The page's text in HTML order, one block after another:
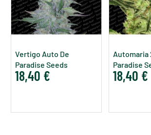
Vertigo Auto De
Paradise Seeds
18,40 €
Automaria
Paradise
18,40 €